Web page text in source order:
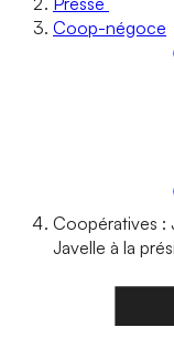
Coop-négoce
Coopératives :
Javelle à la